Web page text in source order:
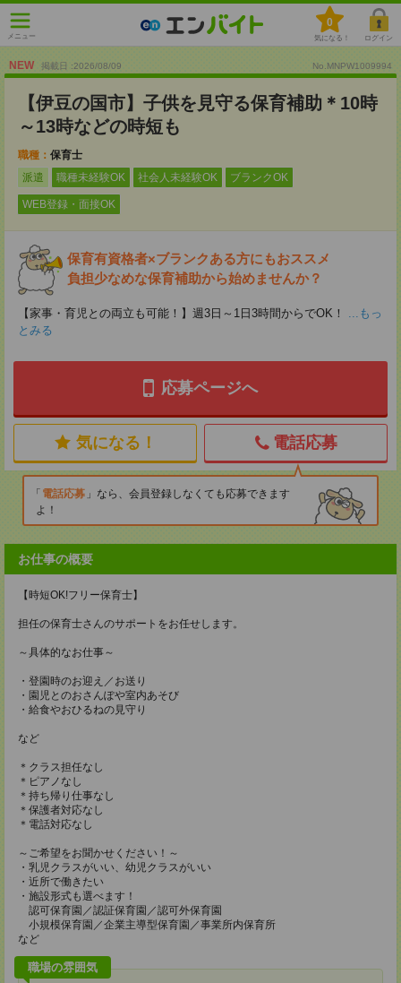
メニュー
0
気になる！ ログイン
NEW 掲載日 :2026/08/09 No.MNPW1009994
【伊豆の国市】子供を見守る保育補助＊10時
～13時などの時短も
職種： 保育士
派遣
職種未経験OK 社会人未経験OK ブランクOK
WEB登録・面接OK
保育有資格者×ブランクある方にもおススメ
負担少なめな保育補助から始めませんか？
【家事・育児との両立も可能！】週3日～1日3時間からでOK！
...もっ
とみる
応募ページへ
気になる！ 電話応募
電話応募
なら、会員登録しなくても応募できます
よ！
お仕事の概要
【時短OK!フリー保育士】
担任の保育士さんのサポートをお任せします。
～具体的なお仕事～
・登園時のお迎え／お送り
・園児とのおさんぽや室内あそび
・給食やおひるねの見守り
など
＊クラス担任なし
＊ピアノなし
＊持ち帰り仕事なし
＊保護者対応なし
＊電話対応なし
～ご希望をお聞かせください！～
・乳児クラスがいい、幼児クラスがいい
・近所で働きたい
・施設形式も選べます！
認可保育園／認証保育園／認可外保育園
小規模保育園／企業主導型保育園／事業所内保育所
など
職場の雰囲気